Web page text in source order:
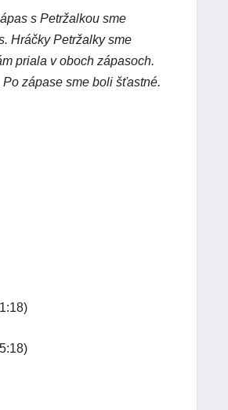
s Petržalkou sme
Hráčky Petržalky sme
priala v oboch zápasoch.
zápase sme boli šťastné.